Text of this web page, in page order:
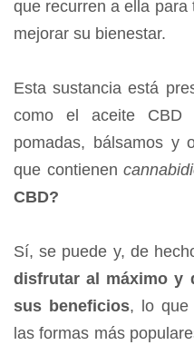
que recurren a ella
mejorar su bienestar.
Esta sustancia está
como el aceite CBD
pomadas, bálsamos y
que contienen
CBD?
Sí, se puede y, de
disfrutar al máximo y
sus beneficios, lo que
las formas más